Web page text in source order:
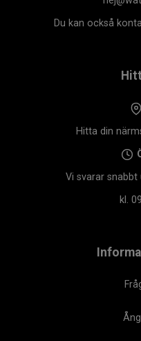
Du kan också
Hitta din
Vi svarar
kl.